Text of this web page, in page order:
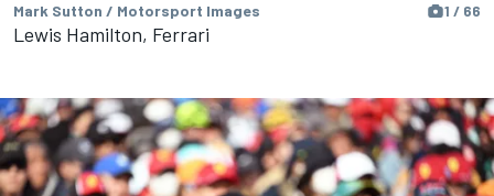
Mark Sutton / Motorsport Images 1 / 66
Lewis Hamilton, Ferrari